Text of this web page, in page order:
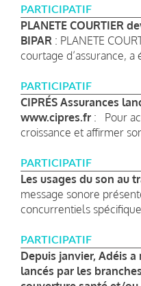
PARTICIPATIF
PLANETE COURTIER
BIPAR : PLANETE
courtage d’assurance, a
PARTICIPATIF
CIPRÉS Assurances
www.cipres.fr : Pour
croissance et affirmer
PARTICIPATIF
Les usages du son au
message sonore
concurrentiels
PARTICIPATIF
Depuis janvier, Adéis a
lancés par les